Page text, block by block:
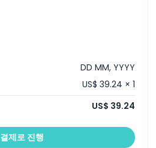
DD MM, YYYY
US$ 39.24 × 1
US$ 39.24
결제로 진행